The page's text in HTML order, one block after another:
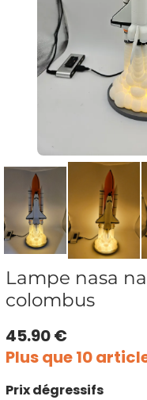
Lampe nasa
colombus
45.90 €
Plus que 10
Prix dégressifs